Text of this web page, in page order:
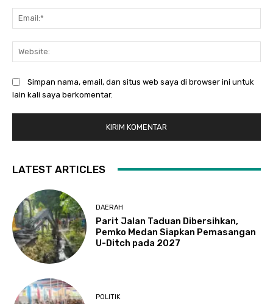
Simpan nama, email, dan situs web saya di browser ini untuk
lain kali saya berkomentar.
LATEST ARTICLES
DAERAH
Parit Jalan Taduan Dibersihkan,
Pemko Medan Siapkan Pemasangan
U-Ditch pada 2027
POLITIK